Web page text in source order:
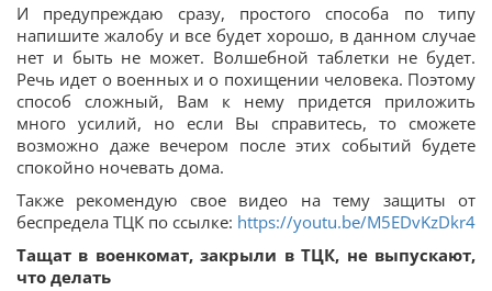
И предупреждаю сразу, простого способа по типу
напишите жалобу и все будет хорошо, в данном случае
нет и быть не может. Волшебной таблетки не будет.
Речь идет о военных и о похищении человека. Поэтому
способ сложный, Вам к нему придется приложить
много усилий, но если Вы справитесь, то сможете
возможно даже вечером после этих событий будете
спокойно ночевать дома.
Также рекомендую свое видео на тему защиты от
беспредела ТЦК по ссылке: https://youtu.be/M5EDvKzDkr4
Тащат в военкомат, закрыли в ТЦК, не выпускают,
что делать